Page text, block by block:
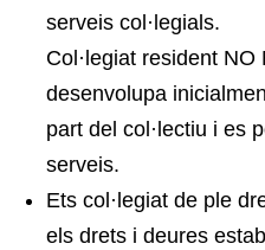
serveis col·legials.
Col·legiat resident
desenvolupa
part del col·lectiu i es
serveis.
Ets col·legiat de ple
els drets i deures